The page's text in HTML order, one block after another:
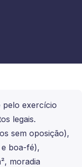
pelo exercício
legais.
sem oposição),
boa-fé),
moradia